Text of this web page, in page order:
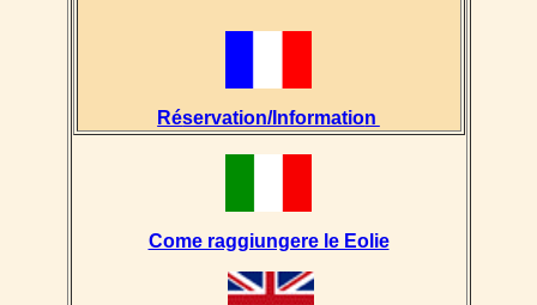
Réservation/Information
Come raggiungere le Eolie